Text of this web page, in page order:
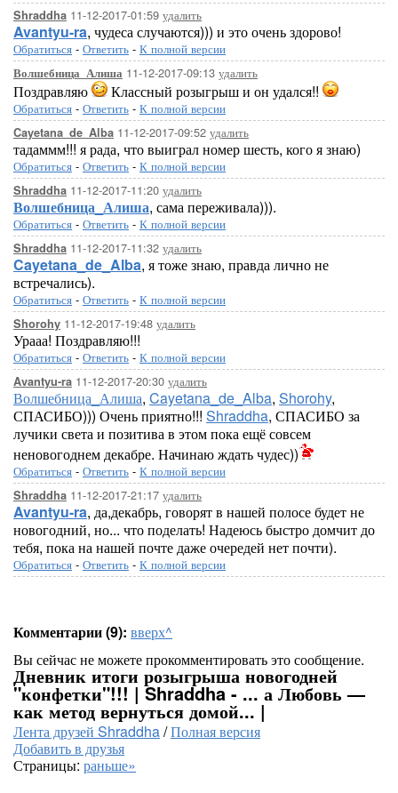
Shraddha 11-12-2017-01:59 удалить
Avantyu-ra, чудеса случаются))) и это очень здорово!
Обратиться - Ответить - К полной версии
Волшебница_Алиша 11-12-2017-09:13 удалить
Поздравляю Классный розыгрыш и он удался!!
Обратиться - Ответить - К полной версии
Cayetana_de_Alba 11-12-2017-09:52 удалить
тадаммм!!! я рада, что выиграл номер шесть, кого я знаю)
Обратиться - Ответить - К полной версии
Shraddha 11-12-2017-11:20 удалить
Волшебница_Алиша, сама переживала))).
Обратиться - Ответить - К полной версии
Shraddha 11-12-2017-11:32 удалить
Cayetana_de_Alba, я тоже знаю, правда лично не
встречались).
Обратиться - Ответить - К полной версии
Shorohy 11-12-2017-19:48 удалить
Урааа! Поздравляю!!!
Обратиться - Ответить - К полной версии
Avantyu-ra 11-12-2017-20:30 удалить
Волшебница_Алиша, Cayetana_de_Alba, Shorohy,
СПАСИБО))) Очень приятно!!! Shraddha, СПАСИБО за
лучики света и позитива в этом пока ещё совсем
неновогоднем декабре. Начинаю ждать чудес))
Обратиться - Ответить - К полной версии
Shraddha 11-12-2017-21:17 удалить
Avantyu-ra, да,декабрь, говорят в нашей полосе будет не
новогодний, но... что поделать! Надеюсь быстро домчит до
тебя, пока на нашей почте даже очередей нет почти).
Обратиться - Ответить - К полной версии
Комментарии (9): вверх^
Вы сейчас не можете прокомментировать это сообщение.
Дневник итоги розыгрыша новогодней
"конфетки"!!! | Shraddha - ... а Любовь —
как метод вернуться домой... |
Лента друзей Shraddha/Полная версия
Добавить в друзья
Страницы: раньше»